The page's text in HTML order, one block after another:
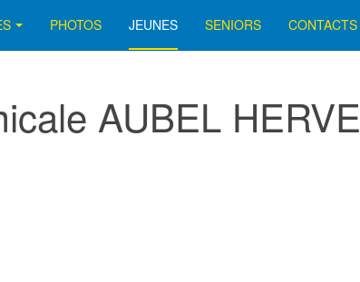
PHOTOS JEUNES SENIORS CONTACTS
AUBEL HERVE